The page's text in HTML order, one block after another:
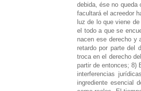
debida, ése no queda
facultará el acreedor
luz de lo que viene
el todo a que se
nacen ese derecho y
retardo por parte del
troca en el derecho
partir de entonces; 8)
interferencias
ingrediente esencial